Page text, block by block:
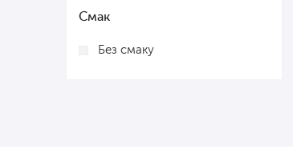
Смак
Без смаку